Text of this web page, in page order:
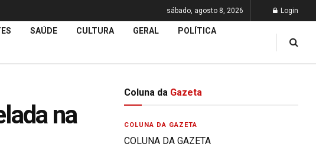
sábado, agosto 8, 2026 Login
SAÚDE CULTURA GERAL POLÍTICA
na
Coluna da Gazeta
COLUNA DA GAZETA
COLUNA DA GAZETA